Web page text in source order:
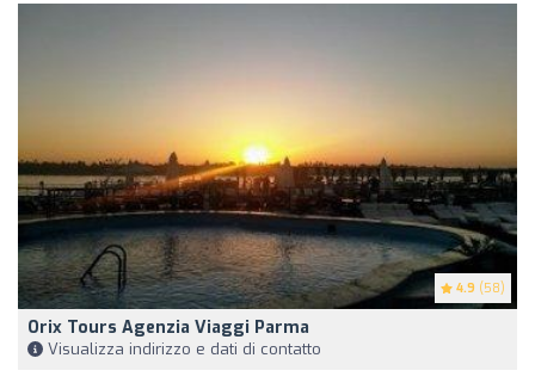
4.9 (58)
Orix Tours Agenzia Viaggi Parma
Visualizza indirizzo e dati di contatto